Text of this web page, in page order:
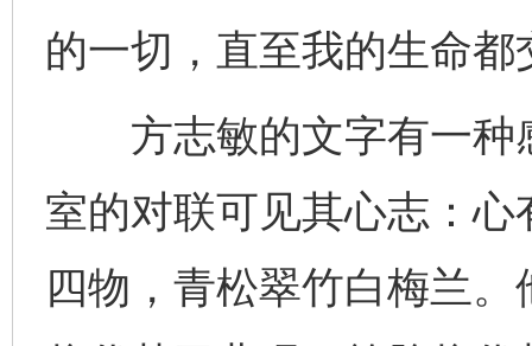
的一切，直至我的生命都
方志敏的文字有一种
室的对联可见其心志：
四物，青松翠竹白梅兰